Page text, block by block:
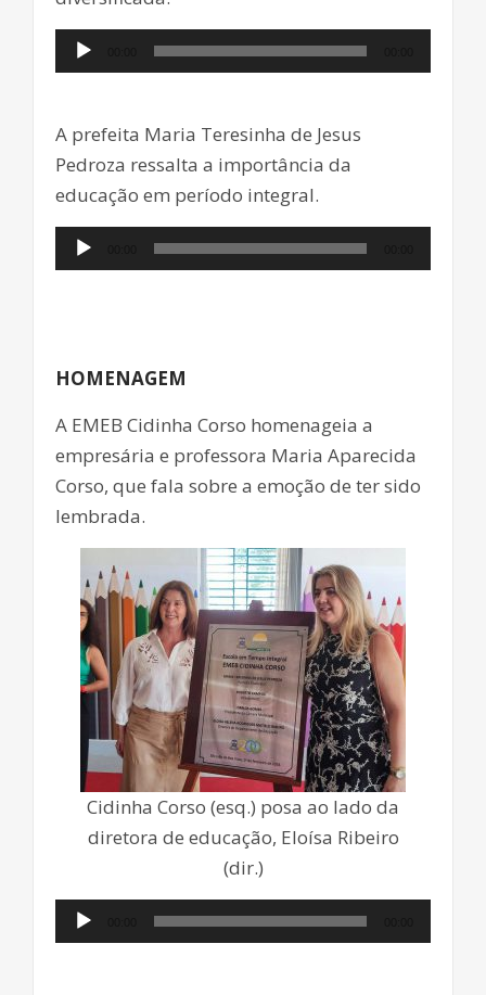
Tocador
de
A prefeita Maria Teresinha de Jesus
Pedroza ressalta a importância da
educação em período integral.
Tocador
de
HOMENAGEM
A EMEB Cidinha Corso homenageia a
empresária e professora Maria Aparecida
Corso, que fala sobre a emoção de ter sido
lembrada.
Cidinha Corso (esq.) posa ao lado da
diretora de educação, Eloísa Ribeiro
(dir.)
Tocador
de